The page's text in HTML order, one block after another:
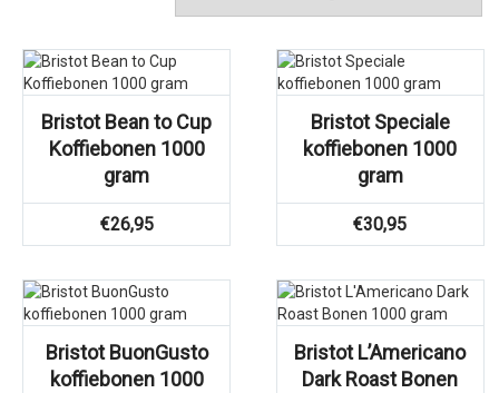
Bristot Bean to Cup
Koffiebonen 1000
gram
€26,95
Bristot Speciale
koffiebonen 1000
gram
€30,95
Bristot BuonGusto
koffiebonen 1000
Bristot L’Americano
Dark Roast Bonen